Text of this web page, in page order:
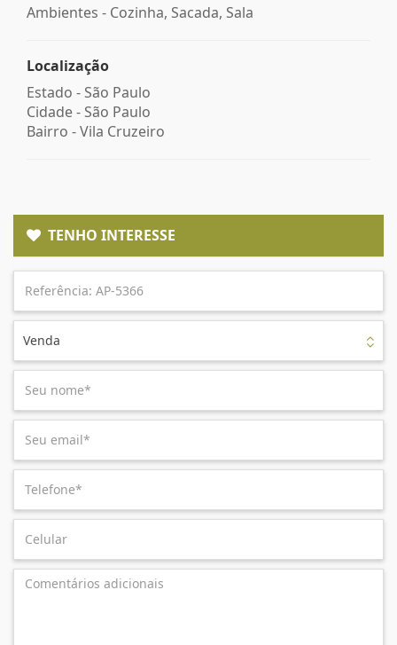
Ambientes - Cozinha, Sacada, Sala
Localização
Estado - São Paulo
Cidade - São Paulo
Bairro -Vila Cruzeiro
TENHO INTERESSE
Venda